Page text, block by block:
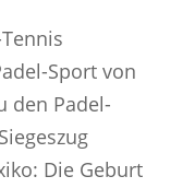
Sport von
den Padel-
Die Geburt